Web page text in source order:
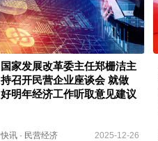
国家发展改革委主任郑栅洁主
持召开民营企业座谈会 就做
好明年经济工作听取意见建议
快讯 · 民营经济 2025-12-26